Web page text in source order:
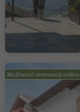
Możliwość rezerwacji online